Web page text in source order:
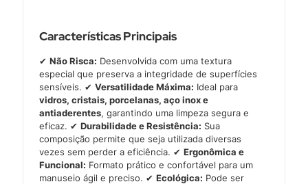
Características Principais
✔Não Risca: Desenvolvida com uma textura
especial que preserva a integridade de superfícies
sensíveis. ✔Versatilidade Máxima: Ideal para
vidros, cristais, porcelanas, aço inox e
antiaderentes, garantindo uma limpeza segura e
eficaz. ✔Durabilidade e Resistência: Sua
composição permite que seja utilizada diversas
vezes sem perder a eficiência. ✔Ergonômica e
Funcional: Formato prático e confortável para um
manuseio ágil e preciso. ✔Ecológica: Pode ser